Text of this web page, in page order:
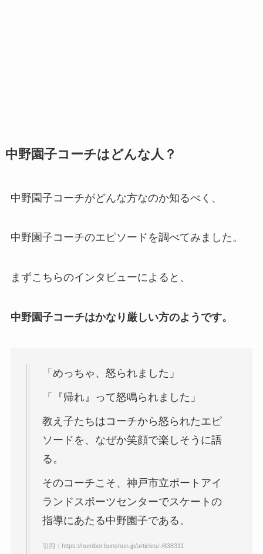
中野園子コーチはどんな人？
中野園子コーチがどんな方なのか知るべく、
中野園子コーチのエピソードを調べてみました。
まずこちらのインタビューによると、
中野園子コーチはかなり厳しい方のようです。
「めっちゃ、怒られました」
「『帰れ』って怒鳴られました」
教え子たちはコーチから怒られたエピ
ソードを、なぜか笑顔で楽しそうに語
る。
そのコーチこそ、神戸市立ポートアイ
ランドスポーツセンターでスケートの
指導にあたる中野園子である。
引用：https://number.bunshun.jp/articles/-/838311